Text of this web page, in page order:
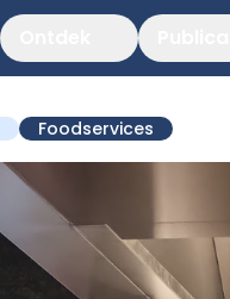
Foodservices